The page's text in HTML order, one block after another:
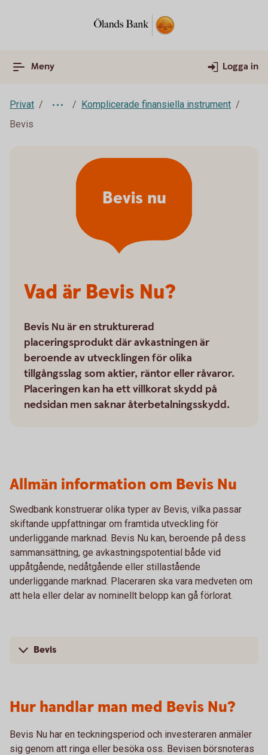
Meny Logga in
Privat
Komplicerade finansiella instrument
Bevis
Vad är Bevis Nu?
Bevis Nu är en strukturerad
placeringsprodukt där avkastningen är
beroende av utvecklingen för olika
tillgångsslag som aktier, räntor eller råvaror.
Placeringen kan ha ett villkorat skydd på
nedsidan men saknar återbetalningsskydd.
Bevis nu
Allmän information om Bevis Nu
Swedbank konstruerar olika typer av Bevis, vilka passar
skiftande uppfattningar om framtida utveckling för
underliggande marknad. Bevis Nu kan, beroende på dess
sammansättning, ge avkastningspotential både vid
uppåtgående, nedåtgående eller stillastående
underliggande marknad. Placeraren ska vara medveten om
att hela eller delar av nominellt belopp kan gå förlorat.
Bevis
Hur handlar man med Bevis Nu?
Bevis Nu har en teckningsperiod och investeraren anmäler
sig genom att ringa eller besöka oss. Bevisen börsnoteras